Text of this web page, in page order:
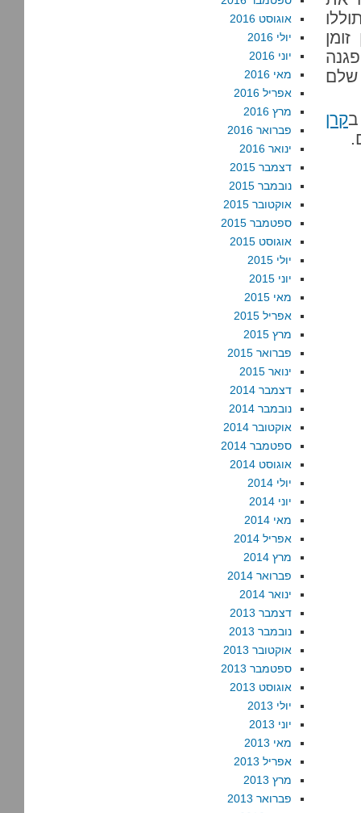
שלם
קרן
אוגוסט 2016
יולי 2016
יוני 2016
מאי 2016
אפריל 2016
מרץ 2016
פברואר 2016
ינואר 2016
דצמבר 2015
נובמבר 2015
אוקטובר 2015
ספטמבר 2015
אוגוסט 2015
יולי 2015
יוני 2015
מאי 2015
אפריל 2015
מרץ 2015
פברואר 2015
ינואר 2015
דצמבר 2014
נובמבר 2014
אוקטובר 2014
ספטמבר 2014
אוגוסט 2014
יולי 2014
יוני 2014
מאי 2014
אפריל 2014
מרץ 2014
פברואר 2014
ינואר 2014
דצמבר 2013
נובמבר 2013
אוקטובר 2013
ספטמבר 2013
אוגוסט 2013
יולי 2013
יוני 2013
מאי 2013
אפריל 2013
מרץ 2013
פברואר 2013